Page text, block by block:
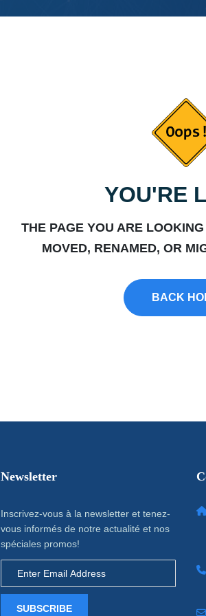
YOU'RE
THE PAGE YOU ARE
MOVED, RENAMED, OR
BACK
Newsletter
Inscrivez-vous à la newsletter et tenez-
vous informés de notre actualité et nos
spéciales promos!
SUBSCRIBE